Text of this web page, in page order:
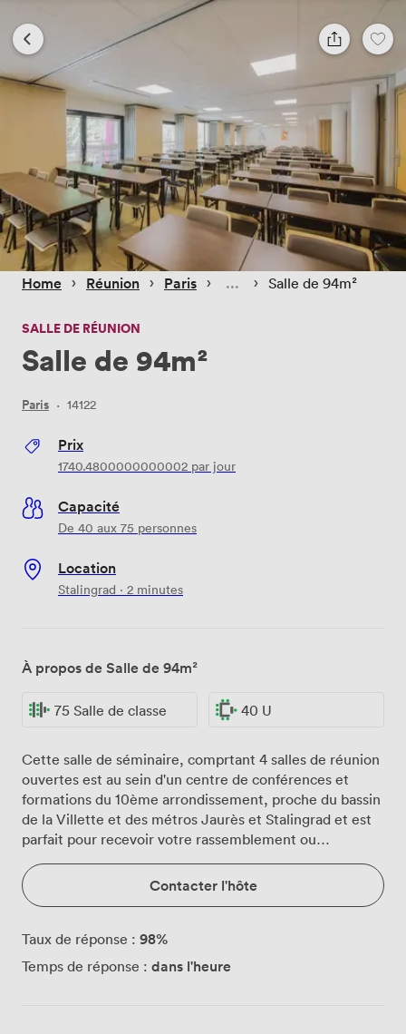
Home › Réunion › Paris › › Salle de 94m²
SALLE DE RÉUNION
Salle de 94m²
Paris · 14122
Prix
1740.4800000000002 par jour
Capacité
De 40 aux 75 personnes
Location
Stalingrad · 2 minutes
À propos de Salle de 94m²
75 Salle de classe 40 U
Cette salle de séminaire, comprtant 4 salles de réunion
ouvertes est au sein d'un centre de conférences et
formations du 10ème arrondissement, proche du bassin
de la Villette et des métros Jaurès et Stalingrad et est
parfait pour recevoir votre rassemblement ou
événement professionnel; réunion, formation,
masterclass, séminaire, conférence, présentation,
Contacter l'hôte
Taux de réponse : 98%
Temps de réponse : dans l'heure